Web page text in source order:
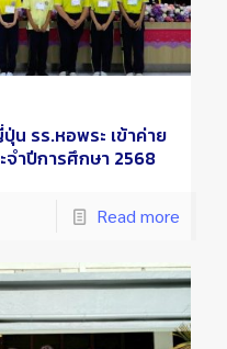
น รร.หอพระ เข้าค่าย
ำปีการศึกษา 2568
Read more